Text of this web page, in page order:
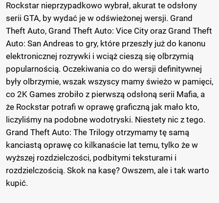
Rockstar nieprzypadkowo wybrał, akurat te odsłony
serii GTA, by wydać je w odświeżonej wersji. Grand
Theft Auto, Grand Theft Auto: Vice City oraz Grand Theft
Auto: San Andreas to gry, które przeszły już do kanonu
elektronicznej rozrywki i wciąż cieszą się olbrzymią
popularnością. Oczekiwania co do wersji definitywnej
były olbrzymie, wszak wszyscy mamy świeżo w pamięci,
co 2K Games zrobiło z pierwszą odsłoną serii Mafia, a
że Rockstar potrafi w oprawę graficzną jak mało kto,
liczyliśmy na podobne wodotryski. Niestety nic z tego.
Grand Theft Auto: The Trilogy otrzymamy tę samą
kanciastą oprawę co kilkanaście lat temu, tylko że w
wyższej rozdzielczości, podbitymi teksturami i
rozdzielczością. Skok na kasę? Owszem, ale i tak warto
kupić.